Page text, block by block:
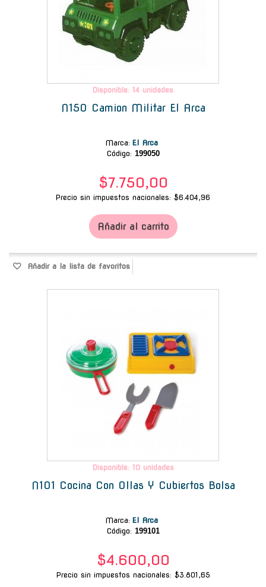
Disponible: 14 unidades
N150 Camion Militar El Arca
Marca: El Arca
Código: 199050
$7.750,00
Precio sin impuestos nacionales: $6.404,96
Añadir al carrito
Añadir a la lista de favoritos
Disponible: 10 unidades
N101 Cocina Con Ollas Y Cubiertos Bolsa
Marca: El Arca
Código: 199101
$4.600,00
Precio sin impuestos nacionales: $3.801,65